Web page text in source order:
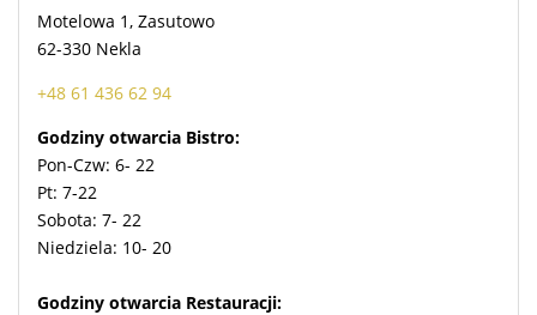
Motelowa 1, Zasutowo
62-330 Nekla
+48 61 436 62 94
Godziny otwarcia Bistro:
Pon-Czw: 6- 22
Pt: 7-22
Sobota: 7- 22
Niedziela: 10- 20
Godziny otwarcia Restauracji: